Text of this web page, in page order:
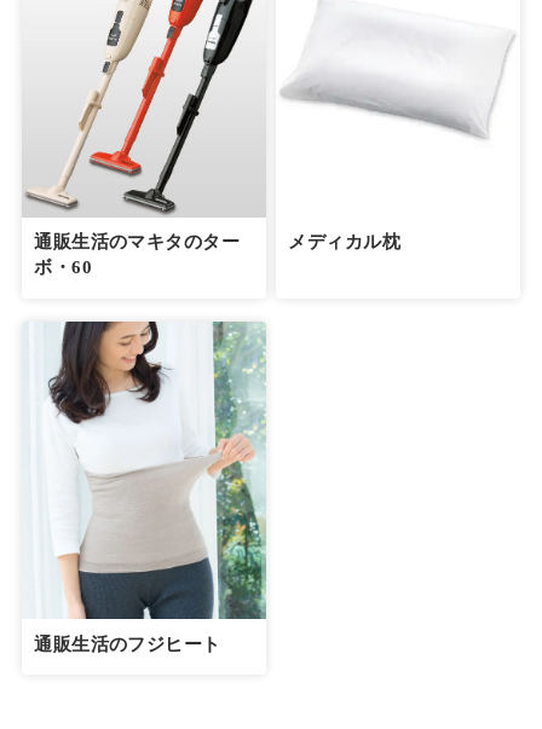
通販生活のマキタのター
ボ・60
メディカル枕
通販生活のフジヒート